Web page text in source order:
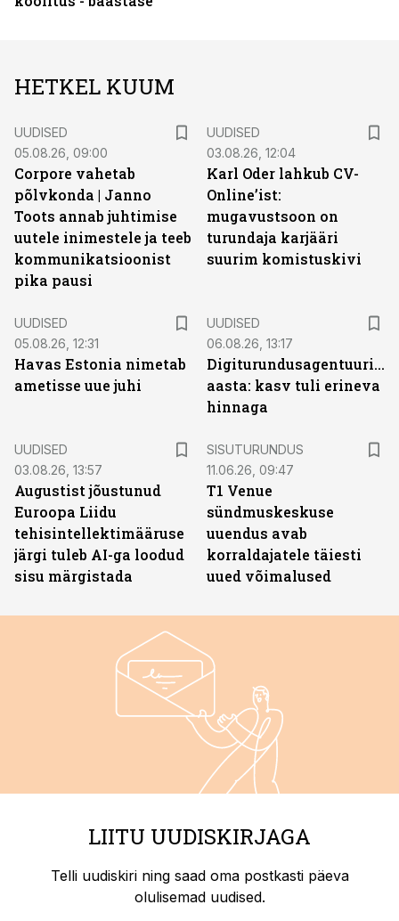
HETKEL KUUM
UUDISED
05.08.26, 09:00
Corpore vahetab
põlvkonda | Janno
Toots annab juhtimise
uutele inimestele ja teeb
kommunikatsioonist
pika pausi
UUDISED
03.08.26, 12:04
Karl Oder lahkub CV-
Online’ist:
mugavustsoon on
turundaja karjääri
suurim komistuskivi
UUDISED
05.08.26, 12:31
Havas Estonia nimetab
ametisse uue juhi
UUDISED
06.08.26, 13:17
Digiturundusagentuuride
aasta: kasv tuli erineva
hinnaga
UUDISED
03.08.26, 13:57
Augustist jõustunud
Euroopa Liidu
tehisintellektimääruse
järgi tuleb AI-ga loodud
sisu märgistada
SISUTURUNDUS
11.06.26, 09:47
T1 Venue
sündmuskeskuse
uuendus avab
korraldajatele täiesti
uued võimalused
LIITU UUDISKIRJAGA
Telli uudiskiri ning saad oma postkasti päeva
olulisemad uudised.